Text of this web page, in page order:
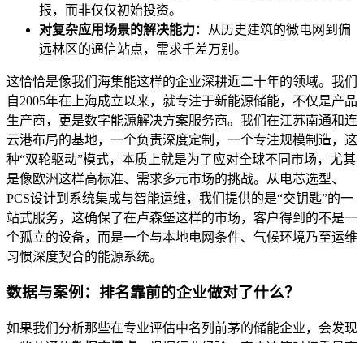
报，而非仅仅初始投资。
对复杂应用场景的解决能力：从历史建筑的微电网到偏
远林区的通信站点，需求千差万别。
这恰恰是像我们海集能这样的企业深耕近二十年的领域。我们
自2005年在上海成立以来，就专注于新能源储能，不仅是产品
生产商，更是数字能源解决方案服务商。我们在江苏南通和连
云港布局的基地，一个负责深度定制，一个专注规模制造，这
种“双轮驱动”模式，本质上就是为了应对全球不同市场，尤其
是像欧洲这样高标准、需求多元市场的挑战。从电芯选型、
PCS设计到系统集成与智能运维，我们提供的是“交钥匙”的一
站式服务，这确保了在卢森堡这样的市场，客户得到的不是一
个孤立的设备，而是一个与本地电网条件、气候环境乃至运维
习惯深度契合的能源系统。
数据与案例：排名靠前的企业做对了什么？
如果我们分析那些在专业评估中名列前茅的储能企业，会发现